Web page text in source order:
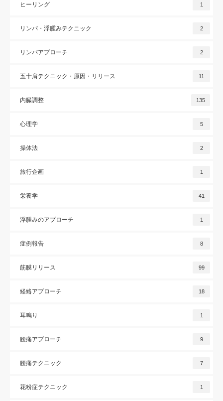
ヒーリング 1
リンパ・浮腫みテクニック 2
リンパアプローチ 2
五十肩テクニック・原因・リリース 11
内臓調整 135
心理学 5
操体法 2
旅行企画 1
栄養学 41
浮腫みのアプローチ 1
症例報告 8
筋膜リリース 99
経絡アプローチ 18
耳鳴り 1
腰痛アプローチ 9
腰痛テクニック 7
花粉症テクニック 1